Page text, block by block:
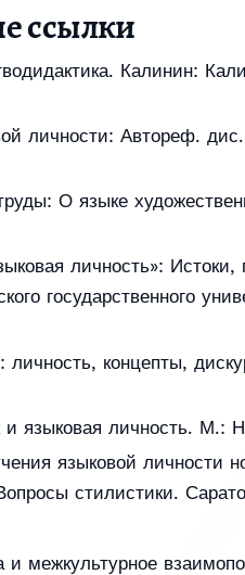
ссылки
Калинин:
личности: Автореф.
О языке
личность»: Истоки,
государственного
личность, концепты,
языковая личность. М.:
языковой личности
стилистики.
и межкультурное